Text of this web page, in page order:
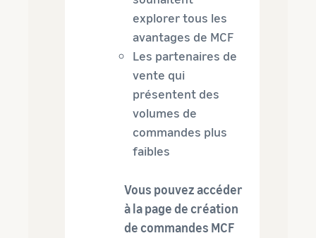
explorer tous les
avantages de MCF
Les partenaires de
vente qui
présentent des
volumes de
commandes plus
faibles
Vous pouvez accéder
à la page de création
de commandes MCF